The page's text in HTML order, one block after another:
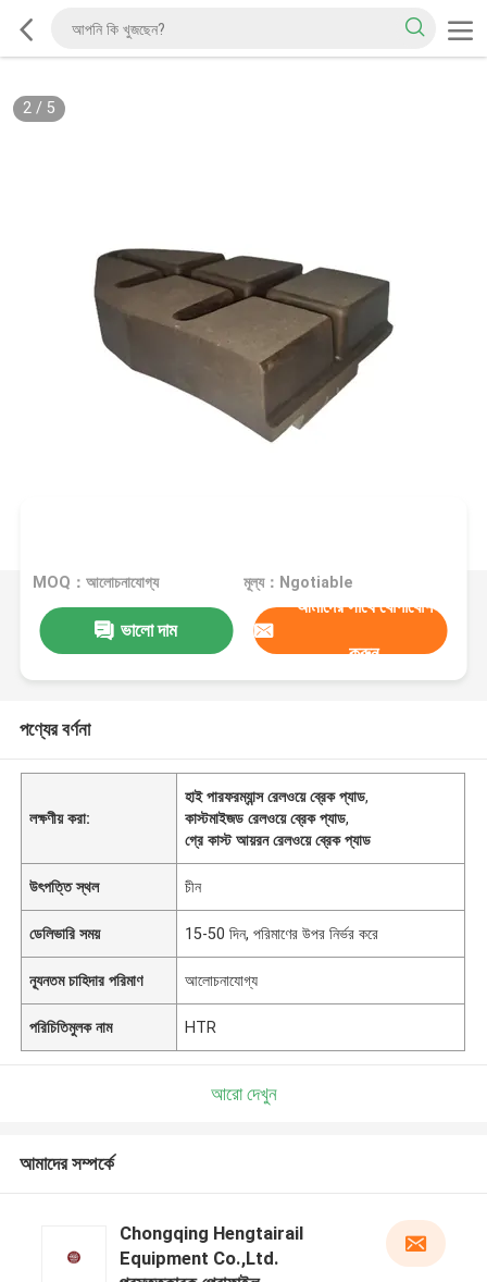
2/ 5
MOQ：আলোচনাযোগ্য মূল্য：Ngotiable
ভালো দাম
আমাদের সাথে যোগাযোগ
করুন
পণ্যের বর্ণনা
লক্ষণীয় করা:
হাই পারফরম্যান্স রেলওয়ে ব্রেক প্যাড,
কাস্টমাইজড রেলওয়ে ব্রেক প্যাড,
গ্রে কাস্ট আয়রন রেলওয়ে ব্রেক প্যাড
উৎপত্তি স্থল চীন
ডেলিভারি সময় 15-50 দিন, পরিমাণের উপর নির্ভর করে
ন্যূনতম চাহিদার পরিমাণ আলোচনাযোগ্য
পরিচিতিমুলক নাম HTR
আরো দেখুন
আমাদের সম্পর্কে
Chongqing Hengtairail
Equipment Co.,Ltd.